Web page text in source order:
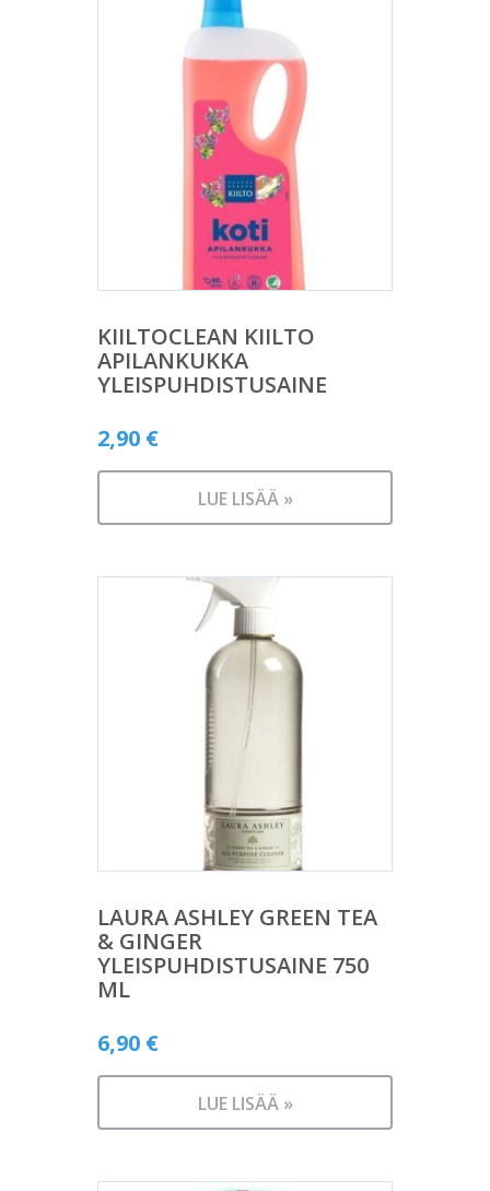
KIILTOCLEAN KIILTO
APILANKUKKA
YLEISPUHDISTUSAINE
2,90 €
LUE LISÄÄ »
LAURA ASHLEY GREEN TEA
& GINGER
YLEISPUHDISTUSAINE 750
ML
6,90 €
LUE LISÄÄ »